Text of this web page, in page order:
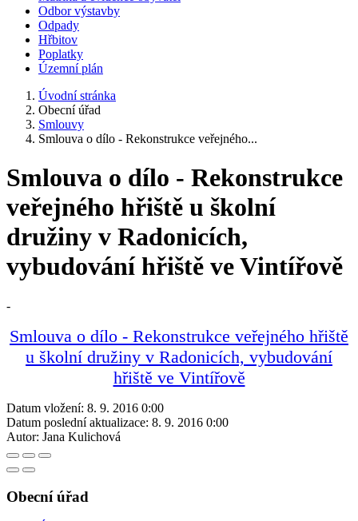
Odbor výstavby
Odpady
Hřbitov
Poplatky
Územní plán
Úvodní stránka
Obecní úřad
Smlouvy
Smlouva o dílo - Rekonstrukce veřejného...
Smlouva o dílo - Rekonstrukce
veřejného hřiště u školní
družiny v Radonicích,
vybudování hřiště ve Vintířově
-
Smlouva o dílo - Rekonstrukce veřejného hřiště
u školní družiny v Radonicích, vybudování
hřiště ve Vintířově
Datum vložení: 8. 9. 2016 0:00
Datum poslední aktualizace: 8. 9. 2016 0:00
Autor: Jana Kulichová
Obecní úřad